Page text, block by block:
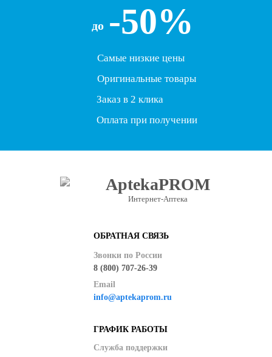
до -50%
Самые низкие цены
Оригинальные товары
Заказ в 2 клика
Оплата при получении
AptekaPROM
Интернет-Аптека
ОБРАТНАЯ СВЯЗЬ
Звонки по России
8 (800) 707-26-39
Email
info@aptekaprom.ru
ГРАФИК РАБОТЫ
Служба поддержки